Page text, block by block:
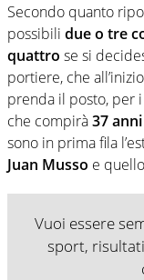
Secondo quanto
possibili due o tre
quattro se si
portiere, che
prenda il posto, per
che compirà37 anni
sono in prima fila
Juan Musso e
Vuoi essere
sport,